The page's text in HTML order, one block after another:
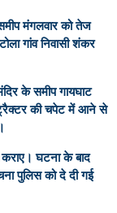
मंगलवार को तेज
गांव निवासी शंकर
के समीप गायघाट
की चपेट में आने से
घटना के बाद
पुलिस को दे दी गई